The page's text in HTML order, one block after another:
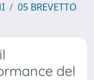
05 BREVETTO
del